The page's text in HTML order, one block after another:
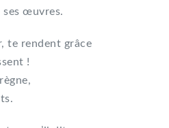
ses œuvres.
te rendent grâce
!